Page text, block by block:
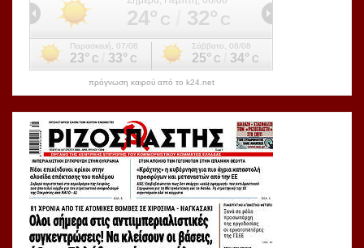
πρόγνωση καιρού από το k24.net